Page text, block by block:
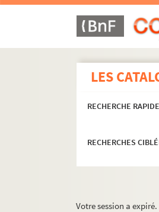
LES
RECHERCHE RAPIDE
RECHERCHES
Votre session a expiré.